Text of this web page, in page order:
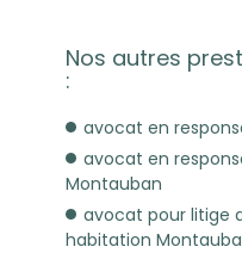
Nos autres
:
avocat en
avocat en
Montauban
avocat pour litige
habitation